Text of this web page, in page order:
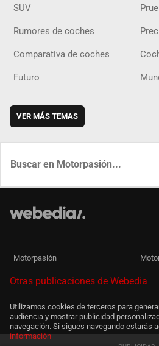
SUV
Rumores de coches
Comparativa de coches
Futuro
VER MÁS TEMAS
Motorpasión
Otras publicaciones de Webedia
Utilizamos cookies de terceros para
audiencia y mostrar publicidad
navegación. Si sigues navegando estarás
información